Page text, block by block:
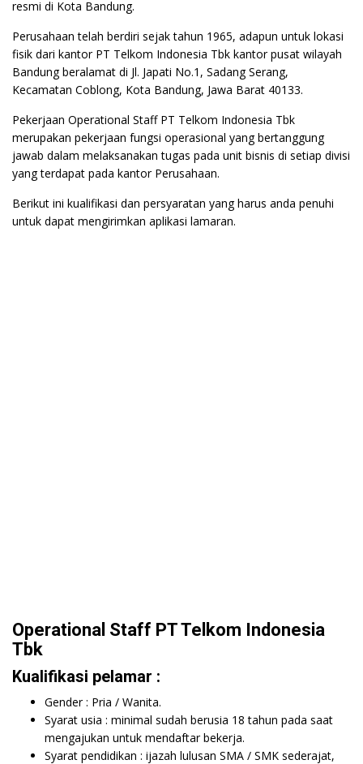
resmi di Kota Bandung.
Perusahaan telah berdiri sejak tahun 1965, adapun untuk lokasi
fisik dari kantor PT Telkom Indonesia Tbk kantor pusat wilayah
Bandung beralamat di Jl. Japati No.1, Sadang Serang,
Kecamatan Coblong, Kota Bandung, Jawa Barat 40133.
Pekerjaan Operational Staff PT Telkom Indonesia Tbk
merupakan pekerjaan fungsi operasional yang bertanggung
jawab dalam melaksanakan tugas pada unit bisnis di setiap divisi
yang terdapat pada kantor Perusahaan.
Berikut ini kualifikasi dan persyaratan yang harus anda penuhi
untuk dapat mengirimkan aplikasi lamaran.
Operational Staff PT Telkom Indonesia
Tbk
Kualifikasi pelamar :
Gender : Pria / Wanita.
Syarat usia : minimal sudah berusia 18 tahun pada saat
mengajukan untuk mendaftar bekerja.
Syarat pendidikan : ijazah lulusan SMA / SMK sederajat,